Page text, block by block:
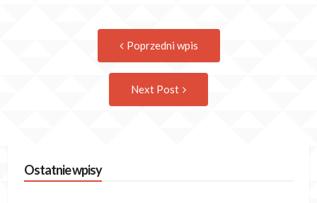
navigation
Poprzedni wpis
Next Post
Ostatnie wpisy